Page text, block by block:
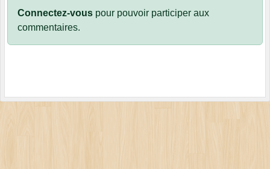
Connectez-vous pour pouvoir participer aux
commentaires.